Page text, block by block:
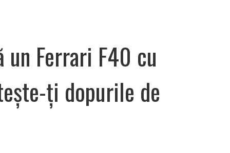
Ferrari F40 cu
ți dopurile de